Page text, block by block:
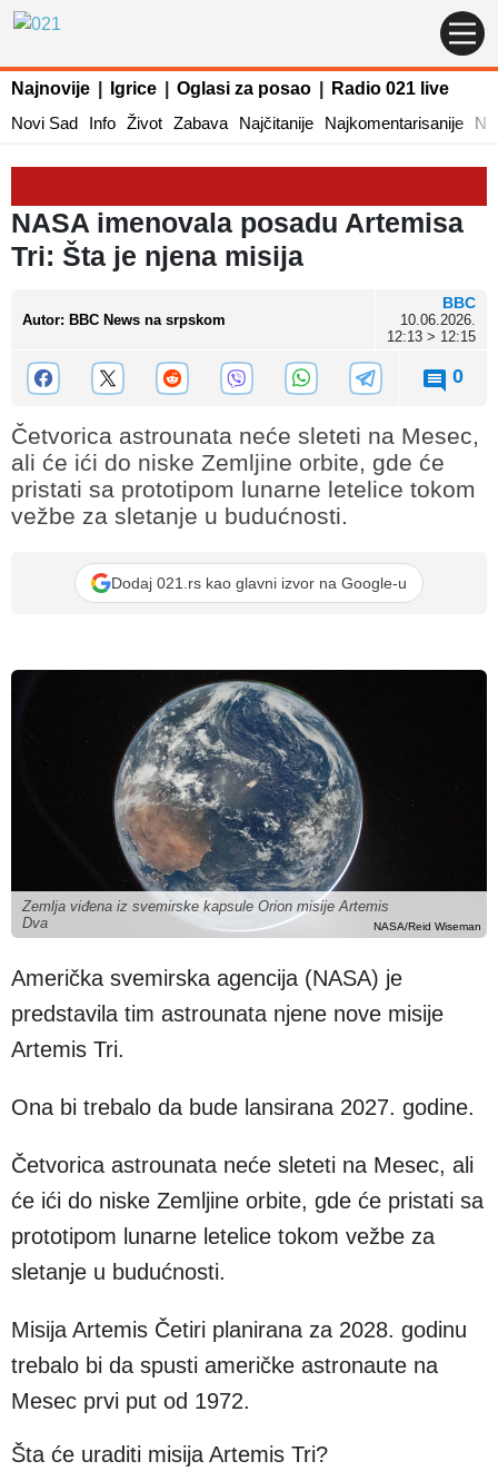
Najnovije Igrice Oglasi za posao
Radio 021 live
Novi Sad
Info Život Zabava Najčitanije Najkomentarisanije
NASA imenovala posadu Artemisa
Tri: Šta je njena misija
Autor: BBC News na srpskom
BBC
10.06.2026.
12:13 > 12:15
0
Četvorica astrounata neće sleteti na Mesec,
ali će ići do niske Zemljine orbite, gde će
pristati sa prototipom lunarne letelice tokom
vežbe za sletanje u budućnosti.
Dodaj 021.rs kao glavni izvor na Google-u
NASA/Reid Wiseman
Zemlja viđena iz svemirske kapsule Orion misije Artemis
Dva
Američka svemirska agencija (NASA) je
predstavila tim astrounata njene nove misije
Artemis Tri.
Ona bi trebalo da bude lansirana 2027. godine.
Četvorica astrounata neće sleteti na Mesec, ali
će ići do niske Zemljine orbite, gde će pristati sa
prototipom lunarne letelice tokom vežbe za
sletanje u budućnosti.
Misija Artemis Četiri planirana za 2028. godinu
trebalo bi da spusti američke astronaute na
Mesec prvi put od 1972.
Šta će uraditi misija Artemis Tri?